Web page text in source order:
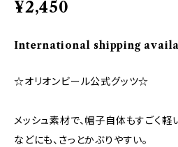
¥2,450
International shipping
☆オリオンビール公式グッツ☆
メッシュ素材で、帽子自体もすごく
などにも、さっとかぶりやすい。